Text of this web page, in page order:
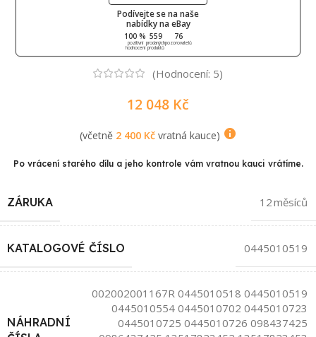
Podívejte se na naše
nabídky na eBay
100 %
pozitivní
hodnocení
559
prodaných
produktů
76
pozorovatelů
(Hodnocení: 5)
12 048 Kč
(včetně 2 400 Kčvratná kauce)
Po vrácení starého dílu a jeho kontrole vám vratnou kauci vrátíme.
ZÁRUKA 12 měsíců
KATALOGOVÉ ČÍSLO 0445010519
NÁHRADNÍ
002002001167R 0445010518 0445010519
0445010554 0445010702 0445010723
0445010725 0445010726 098437425